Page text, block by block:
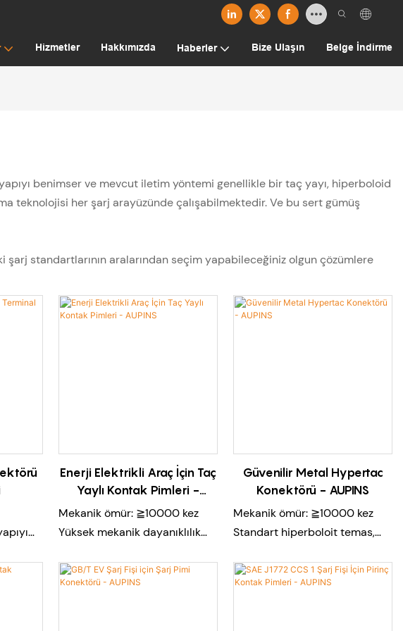
Hizmetler Hakkımızda Haberler Bize Ulaşın Belge İndirme
benimser ve mevcut iletim yöntemi genellikle bir taç yayı, hiperboloid
teknolojisi her şarj arayüzünde çalışabilmektedir. Ve bu sert gümüş
standartlarının aralarından seçim yapabileceğiniz olgun çözümlere
Enerji Elektrikli Araç İçin Taç
Yaylı Kontak Pimleri -
AUPINS
Mekanik ömür: ≧10000 kez
Yüksek mekanik dayanıklılık
düşük temas direnci
Yüksek güvenilirlik ve titreşim
Güvenilir Metal Hypertac
Konektörü - AUPINS
Mekanik ömür: ≧10000 kez
Standart hiperboloit temas,
Düşük temas direnci, yüksek
kapasite, düşük sıcaklık artışı